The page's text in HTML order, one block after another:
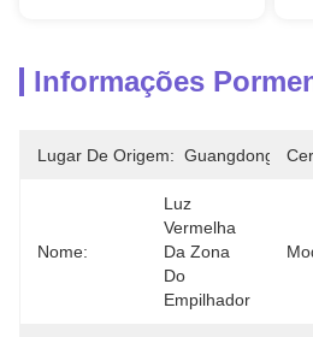
Informações
Lugar De Origem: Guangdong
Nome:
Luz
Vermelha
Da Zona
Do
Empilhador